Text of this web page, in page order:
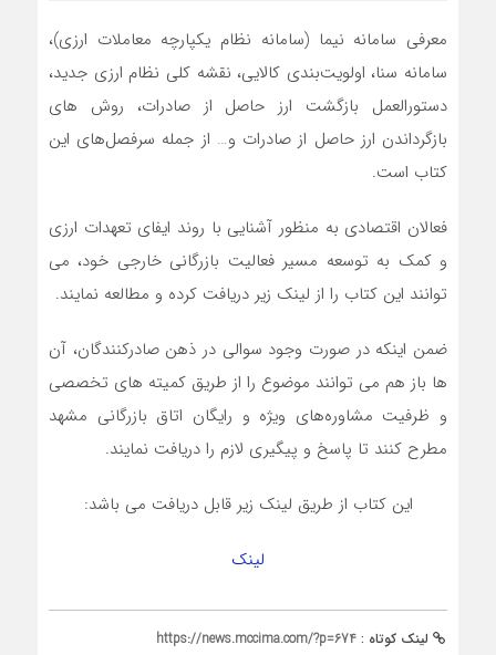
معرفی سامانه نیما (سامانه نظام یکپارچه معاملات ارزی)،
سامانه سنا، اولویت‌بندی کالایی، نقشه کلی نظام ارزی جدید،
دستورالعمل بازگشت ارز حاصل از صادرات، روش های
بازگرداندن ارز حاصل از صادرات و… از جمله سرفصل‌های این
کتاب است.
فعالان اقتصادی به منظور آشنایی با روند ایفای تعهدات ارزی
و کمک به توسعه مسیر فعالیت بازرگانی خارجی خود، می
توانند این کتاب را از لینک زیر دریافت کرده و مطالعه نمایند.
ضمن اینکه در صورت وجود سوالی در ذهن صادرکنندگان، آن
ها باز هم می توانند موضوع را از طریق کمیته های تخصصی
و ظرفیت مشاوره‌های ویژه و رایگان اتاق بازرگانی مشهد
مطرح کنند تا پاسخ و پیگیری لازم را دریافت نمایند.
این کتاب از طریق لینک زیر قابل دریافت می باشد:
لینک
لینک کوتاه : https://news.mccima.com/?p=674